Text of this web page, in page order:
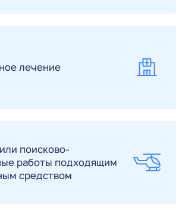
лечение
поисково-
работы подходящим
средством